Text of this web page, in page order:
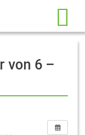
von 6 –